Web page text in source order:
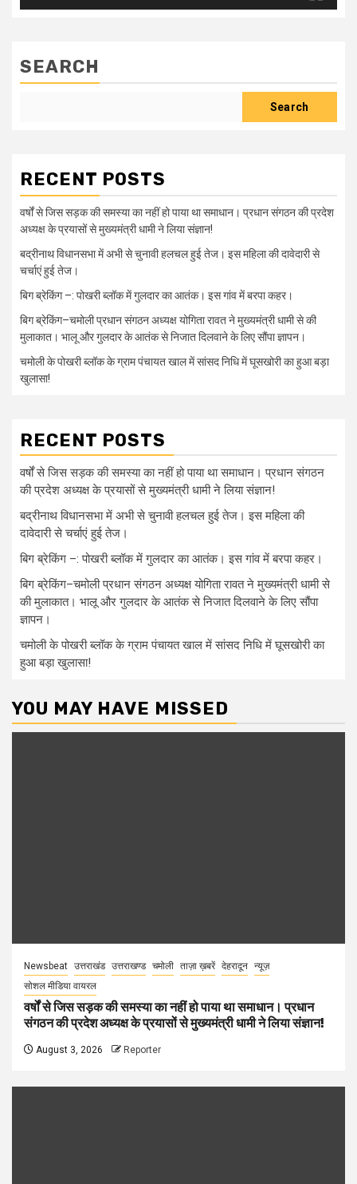
SEARCH
Search
RECENT POSTS
वर्षों से जिस सड़क की समस्या का नहीं हो पाया था समाधान। प्रधान संगठन की प्रदेश
अध्यक्ष के प्रयासों से मुख्यमंत्री धामी ने लिया संज्ञान!
बद्रीनाथ विधानसभा में अभी से चुनावी हलचल हुई तेज। इस महिला की दावेदारी से
चर्चाएं हुई तेज।
बिग ब्रेकिंग –: पोखरी ब्लॉक में गुलदार का आतंक। इस गांव में बरपा कहर।
बिग ब्रेकिंग–चमोली प्रधान संगठन अध्यक्ष योगिता रावत ने मुख्यमंत्री धामी से की
मुलाकात। भालू और गुलदार के आतंक से निजात दिलवाने के लिए सौंपा ज्ञापन।
चमोली के पोखरी ब्लॉक के ग्राम पंचायत खाल में सांसद निधि में घूसखोरी का हुआ बड़ा
खुलासा!
RECENT POSTS
वर्षों से जिस सड़क की समस्या का नहीं हो पाया था समाधान। प्रधान संगठन
की प्रदेश अध्यक्ष के प्रयासों से मुख्यमंत्री धामी ने लिया संज्ञान!
बद्रीनाथ विधानसभा में अभी से चुनावी हलचल हुई तेज। इस महिला की
दावेदारी से चर्चाएं हुई तेज।
बिग ब्रेकिंग –: पोखरी ब्लॉक में गुलदार का आतंक। इस गांव में बरपा कहर।
बिग ब्रेकिंग–चमोली प्रधान संगठन अध्यक्ष योगिता रावत ने मुख्यमंत्री धामी से
की मुलाकात। भालू और गुलदार के आतंक से निजात दिलवाने के लिए सौंपा
ज्ञापन।
चमोली के पोखरी ब्लॉक के ग्राम पंचायत खाल में सांसद निधि में घूसखोरी का
हुआ बड़ा खुलासा!
YOU MAY HAVE MISSED
Newsbeat उत्तराखंड उत्तराखण्ड चमोली ताज़ा ख़बरें देहरादून न्यूज़
सोशल मीडिया वायरल
वर्षों से जिस सड़क की समस्या का नहीं हो पाया था समाधान। प्रधान
संगठन की प्रदेश अध्यक्ष के प्रयासों से मुख्यमंत्री धामी ने लिया संज्ञान!
August 3, 2026 Reporter